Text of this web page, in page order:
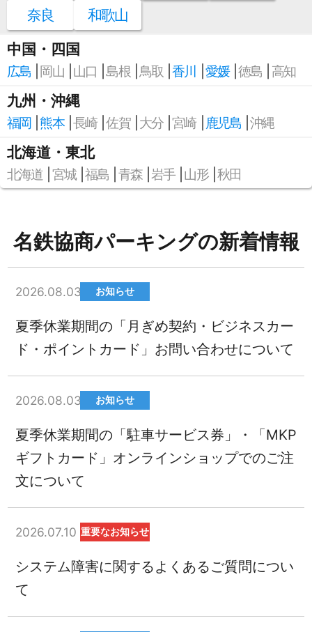
奈良
和歌山
中国・四国
広島 岡山 山口 島根 鳥取 香川 愛媛 徳島 高知
九州・沖縄
福岡 熊本 長崎 佐賀 大分 宮崎 鹿児島 沖縄
北海道・東北
北海道 宮城 福島 青森 岩手 山形 秋田
名鉄協商パーキングの新着情報
2026.08.03 お知らせ
夏季休業期間の「月ぎめ契約・ビジネスカー
ド・ポイントカード」お問い合わせについて
2026.08.03 お知らせ
夏季休業期間の「駐車サービス券」・「MKP
ギフトカード」オンラインショップでのご注
文について
2026.07.10 重要なお知らせ
システム障害に関するよくあるご質問につい
て